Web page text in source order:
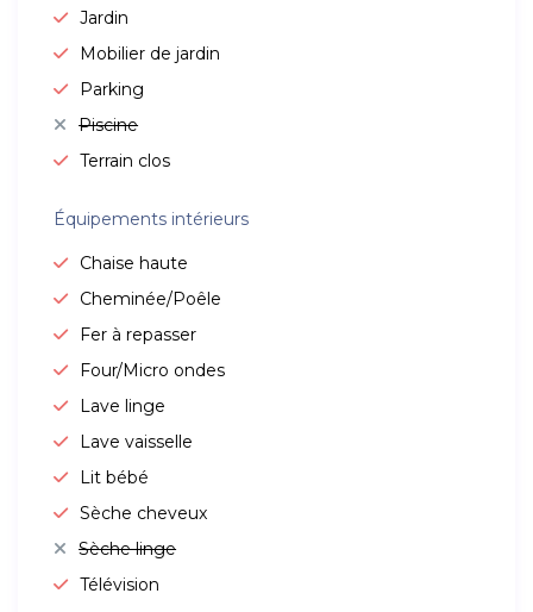
Jardin
Mobilier de jardin
Parking
Piscine
Terrain clos
Équipements intérieurs
Chaise haute
Cheminée/Poêle
Fer à repasser
Four/Micro ondes
Lave linge
Lave vaisselle
Lit bébé
Sèche cheveux
Sèche linge
Télévision